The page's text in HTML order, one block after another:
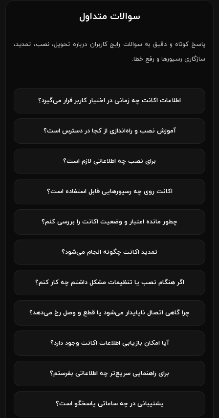
سوالات متداول
پاسخ کوتاه و دقیق به سوالات رایج کاربران درباره تحویل، نصب، تمدید،
سازگاری رسیورها و رفع خطا.
اطلاعات اکانت چه زمانی در اختیار کاربر قرار می‌گیرد؟
آموزش نصب و راه‌اندازی از کجا در دسترس است؟
برای نصب چه اطلاعاتی لازم است؟
اکانت روی چه رسیورهایی قابل استفاده است؟
چطور مانده اعتبار و وضعیت اکانت را بررسی کنم؟
تمدید اکانت چگونه انجام می‌شود؟
اگر هنگام نصب یا تنظیمات مشکل داشتم چه کار کنم؟
چرا گاهی اتصال ناپایدار می‌شود یا قطع و وصل رخ می‌دهد؟
آیا امکان بازیابی اطلاعات اکانت وجود دارد؟
برای راهنمایی سریع‌تر چه اطلاعاتی بفرستم؟
پشتیبانی در چه ساعاتی پاسخگو است؟